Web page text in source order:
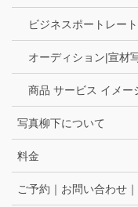
ビジネスポートレート
オーディション|宣材
商品 サービス イメー
写真柳下について
料金
ご予約｜お問い合わせ